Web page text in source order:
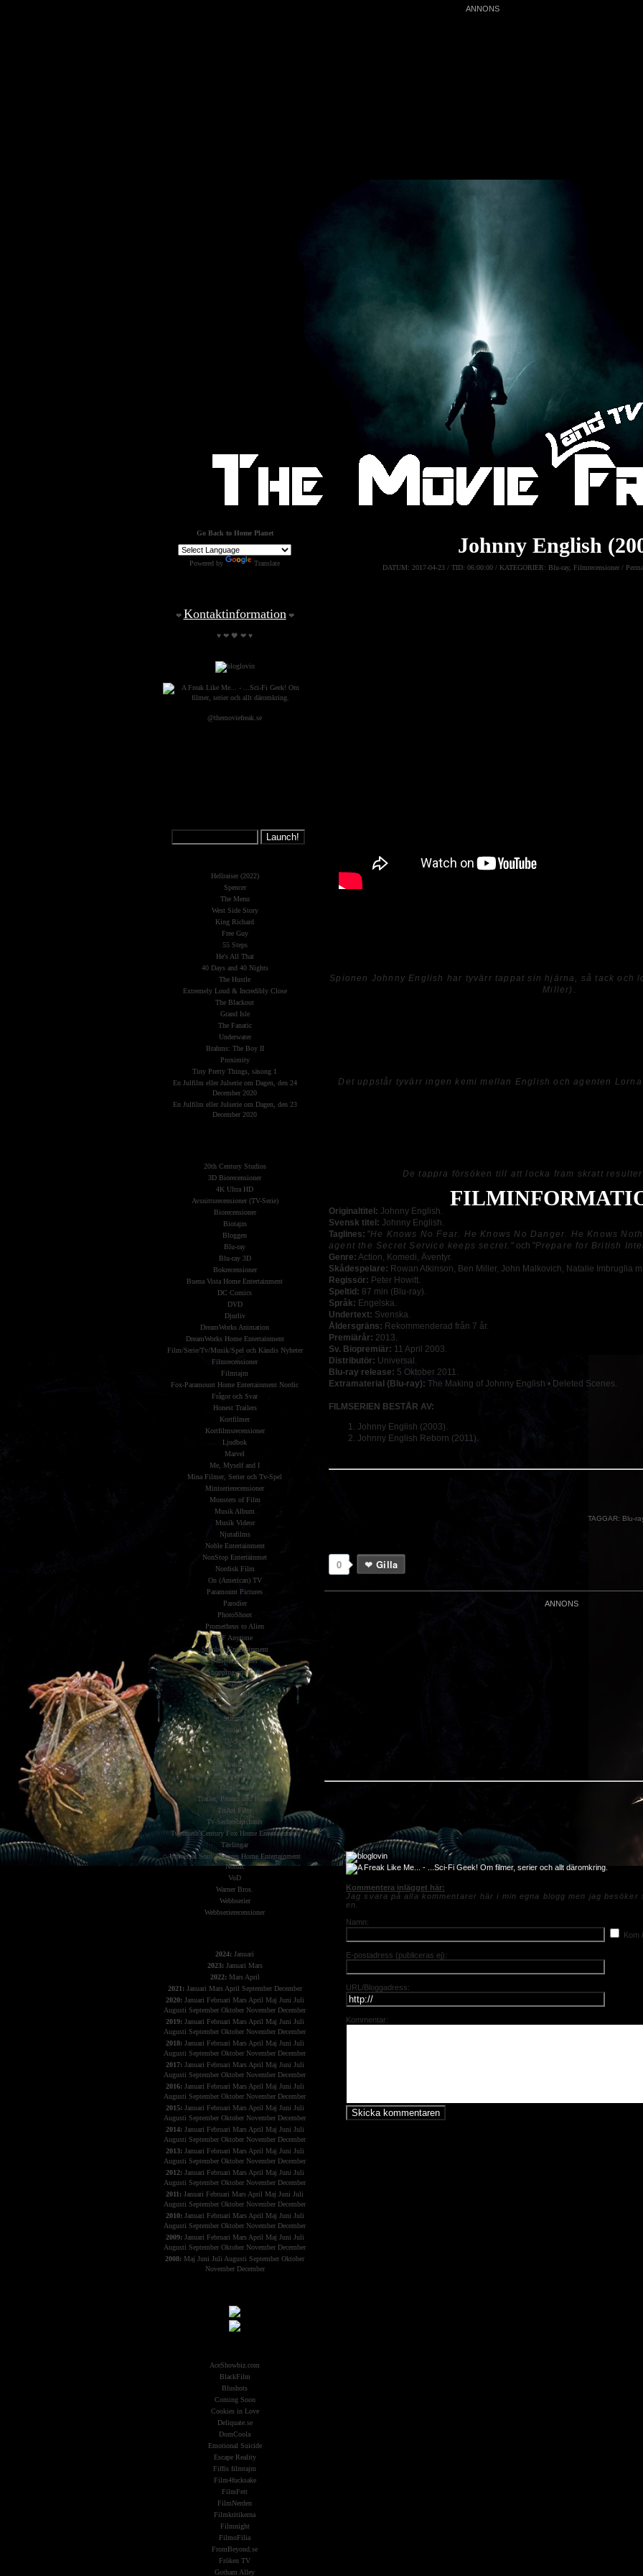
Johnny English
DATUM: 2017-04-23 / TID: 06:00:00 / KATEGORIER: Blu-ray, Filmrecensioner /
Spionen Johnny English har tyvärr tappat sin hjärna, så tack och
Miller) .
Det uppstår tyvärr ingen kemi mellan English och agenten
De tappra försöken till att locka fram skratt
Originaltitel: Johnny English.
Svensk titel: Johnny English.
Taglines: "He Knows No Fear. He Knows No Danger. He Knows
agent the Secret Service keeps secret. " och "Prepare for British
Genre: Action, Komedi, Äventyr.
Skådespelare: Rowan Atkinson, Ben Miller, John Malkovich, Natalie Imbruglia
Regissör: Peter Howitt.
Speltid: 87 min (Blu-ray).
Språk: Engelska.
Undertext: Svenska.
Åldersgräns: Rekommenderad från 7 år.
Premiärår: 2013.
Sv. Biopremiär: 11 April 2003.
Distributör: Universal.
Blu-ray release: 5 Oktober 2011.
Extramaterial (Blu-ray): The Making of Johnny English • Deleted Scenes.
FILMSERIEN BESTÅR AV:
Johnny English (2003).
Johnny English Reborn (2011).
TAGGAR: Blu-
0 Gilla
Kommentera inlägget här:
Jag svara på alla kommentarer här i min egna blogg men jag
en.
Namn:
Kom
E-postadress (publiceras ej):
URL/Bloggadress:
Kommentar:
Go Back to Home Planet
Powered by Translate
❤ Kontaktinformation ❤
♥ ❤ 🖤 ❤ ♥
@themoviefreak.se
Hellraiser (2022)
Spencer
The Menu
West Side Story
King Richard
Free Guy
55 Steps
He's All That
40 Days and 40 Nights
The Hustle
Extremely Loud & Incredibly Close
The Blackout
Grand Isle
The Fanatic
Underwater
Brahms: The Boy II
Proximity
Tiny Pretty Things, säsong 1
En Julfilm eller Julserie om Dagen, den 24
December 2020
En Julfilm eller Julserie om Dagen, den 23
December 2020
20th Century Studios
3D Biorecensioner
4K Ultra HD
Avsnittsrecensioner (TV-Serie)
Biorecensioner
Biotajm
Bloggen
Blu-ray
Blu-ray 3D
Bokrecensioner
Buena Vista Home Entertainment
DC Comics
DVD
Djurliv
DreamWorks Animation
DreamWorks Home Entertainment
Film/Serie/Tv/Musik/Spel och Kändis Nyheter
Filmrecensioner
Filmtajm
Fox-Paramount Home Entertainment Nordic
Frågor och Svar
Honest Trailers
Kortfilmer
Kortfilmsrecensioner
Ljudbok
Marvel
Me, Myself and I
Mina Filmer, Serier och Tv-Spel
Miniserierecensioner
Monsters of Film
Musik Album
Musik Videor
Njutafilms
Noble Entertainment
NonStop Entertainmet
Nordisk Film
On (American) TV
Paramount Pictures
Parodier
PhotoShoot
Prometheus to Alien
SF Anytime
Scanbox Entertainment
Serierecensioner
Shopping and Gifts
Slash
Sponsrade Inlägg
Stand-up
Streama
Studio S
TV-Spel
The Inside Of The Black Heart
The Unlucky 13
The Walt Disney Company Nordic
ThinkGeek
Trailer, Promo and Poster
TriArt Film
Tv-Serierecensioner
Twentieth Century Fox Home Entertainment
Tävlingar
Universal Sony Pictures Home Entertainment
Nordic
VoD
Warner Bros.
Webbserier
Webbserierecensioner
2024: Januari
2023: Januari Mars
2022: Mars April
2021: Januari Mars April September December
2020: Januari Februari Mars April Maj Juni Juli
Augusti September Oktober November December
2019: Januari Februari Mars April Maj Juni Juli
Augusti September Oktober November December
2018: Januari Februari Mars April Maj Juni Juli
Augusti September Oktober November December
2017: Januari Februari Mars April Maj Juni Juli
Augusti September Oktober November December
2016: Januari Februari Mars April Maj Juni Juli
Augusti September Oktober November December
2015: Januari Februari Mars April Maj Juni Juli
Augusti September Oktober November December
2014: Januari Februari Mars April Maj Juni Juli
Augusti September Oktober November December
2013: Januari Februari Mars April Maj Juni Juli
Augusti September Oktober November December
2012: Januari Februari Mars April Maj Juni Juli
Augusti September Oktober November December
2011: Januari Februari Mars April Maj Juni Juli
Augusti September Oktober November December
2010: Januari Februari Mars April Maj Juni Juli
Augusti September Oktober November December
2009: Januari Februari Mars April Maj Juni Juli
Augusti September Oktober November December
2008: Maj Juni Juli Augusti September Oktober
November December
AceShowbiz.com
BlackFilm
Blushots
Coming Soon
Cookies in Love
Deliquate.se
DomCoola
Emotional Suicide
Escape Reality
Fiffis filmtajm
Film4fucksake
FilmFett
FilmNerden
Filmkritikerna
Filmnight
FilmoFilia
FromBeyond.se
Fröken TV
Gotham Alley